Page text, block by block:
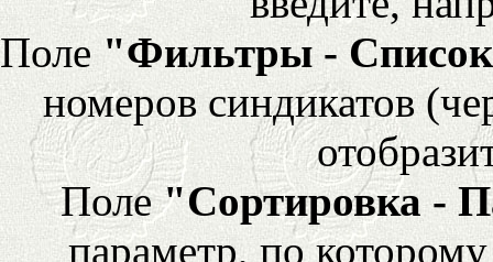
Поле "Фильтры -
номеров синдикатов
Поле"Сортировка -
параметр, по